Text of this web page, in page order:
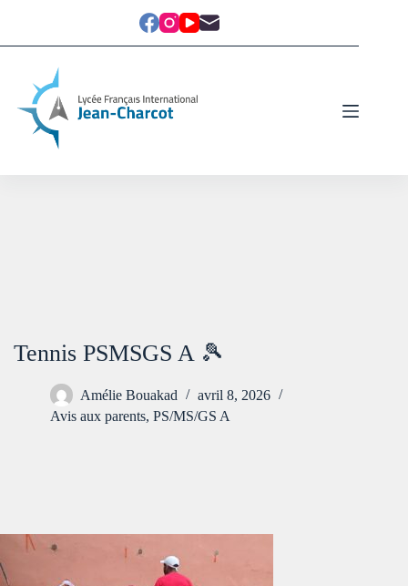
Tennis PSMSGS A 🎾
Amélie Bouakad
avril 8, 2026
Avis aux parents, PS/MS/GS A